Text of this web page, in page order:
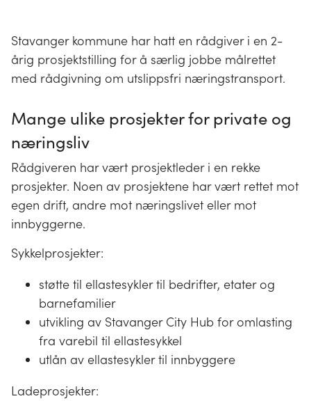
Stavanger kommune har hatt en rådgiver i en 2-
årig prosjektstilling for å særlig jobbe målrettet
med rådgivning om utslippsfri næringstransport.
Mange ulike prosjekter for private og
næringsliv
Rådgiveren har vært prosjektleder i en rekke
prosjekter. Noen av prosjektene har vært rettet mot
egen drift, andre mot næringslivet eller mot
innbyggerne.
Sykkelprosjekter:
støtte til ellastesykler til bedrifter, etater og
barnefamilier
utvikling av Stavanger City Hub for omlasting
fra varebil til ellastesykkel
utlån av ellastesykler til innbyggere
Ladeprosjekter: